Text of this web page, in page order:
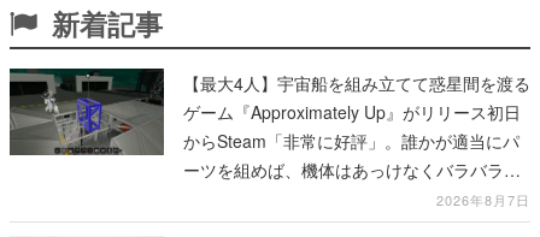
新着記事
【最大4人】宇宙船を組み立てて惑星間を渡る
ゲーム『Approximately Up』がリリース初日
からSteam「非常に好評」。誰かが適当にパ
ーツを組めば、機体はあっけなくバラバラに
2026年8月7日